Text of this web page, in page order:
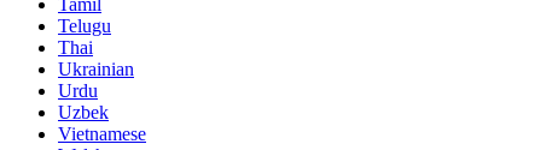
Telugu
Thai
Ukrainian
Urdu
Uzbek
Vietnamese